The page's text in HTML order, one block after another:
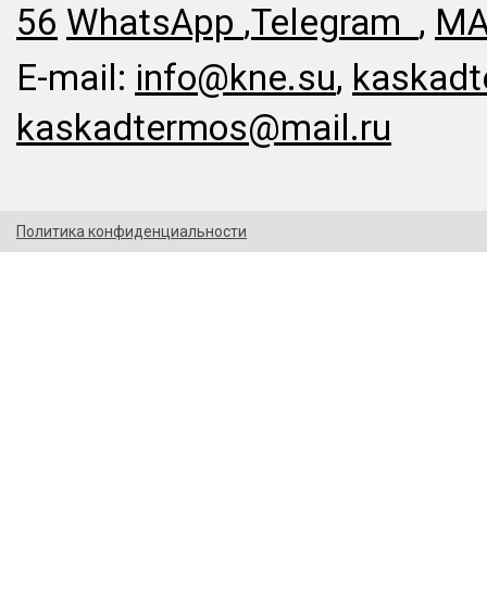
56 WhatsApp ,Telegram ,
E-mail: info@kne.su,
kaskadtermos@mail.ru
Политика конфиденциальности